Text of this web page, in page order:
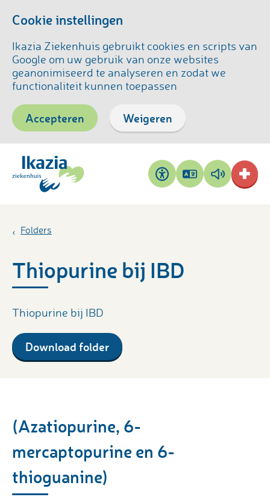
Cookie instellingen
Ikazia Ziekenhuis gebruikt cookies en scripts van
Google om uw gebruik van onze websites
geanonimiseerd te analyseren en zodat we
functionaliteit kunnen toepassen
Accepteren Weigeren
Toegankelijkheid
Pagina
vertalen
Pagina
voorlezen
Folders
Thiopurine bij IBD
Thiopurine bij IBD
Download folder
(Azatiopurine, 6-
mercaptopurine en 6-
thioguanine)